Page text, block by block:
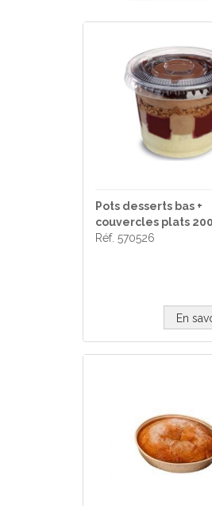
Pots desserts bas +
couvercles plats
Réf. 570526
En